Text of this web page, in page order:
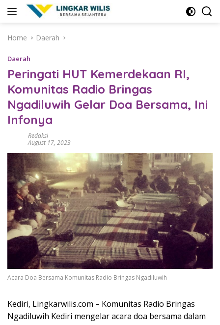
Home
Daerah
Daerah
Peringati HUT Kemerdekaan RI,
Komunitas Radio Bringas
Ngadiluwih Gelar Doa Bersama, Ini
Infonya
Redaksi
August 17, 2023
Acara Doa Bersama Komunitas Radio Bringas Ngadiluwih
Kediri, Lingkarwilis.com – Komunitas Radio Bringas
Ngadiluwih Kediri mengelar acara doa bersama dalam